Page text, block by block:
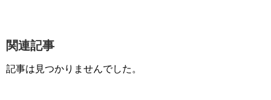
関連記事
記事は見つかりませんでした。